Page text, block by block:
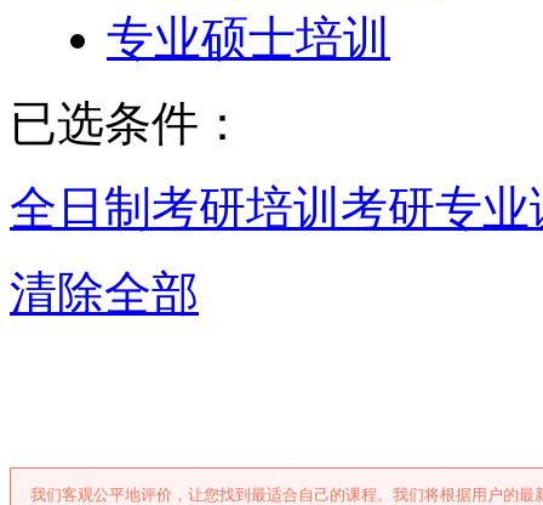
专业硕士培训
已选条件：
全日制考研培训 考研专业
清除全部
我们客观公平地评价，让您找到最适合自己的课程。我们将根据用户的